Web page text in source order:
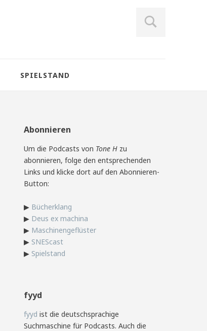
SPIELSTAND
Abonnieren
Um die Podcasts von Tone H zu
abonnieren, folge den entsprechenden
Links und klicke dort auf den Abonnieren-
Button:
▶ Bücherklang
▶ Deus ex machina
▶ Maschinengeflüster
▶ SNEScast
▶ Spielstand
fyyd
fyyd ist die deutschsprachige
Suchmaschine für Podcasts. Auch die